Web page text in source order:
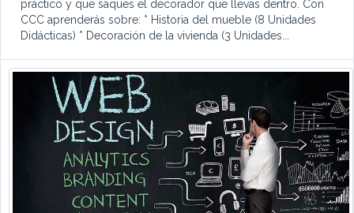
práctico y que saques el decorador que llevas dentro. Con
CCC aprenderás sobre: * Historia del mueble (8 Unidades
Didácticas) * Decoración de la vivienda (3 Unidades...